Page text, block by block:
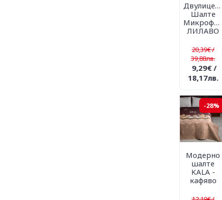
Двулицево
Шалте
ЛИЛАВО
20,39€ /
39,88лв.
9,29€ /
18,17лв.
-28%
Модерно
шалте
KALA -
кафяво